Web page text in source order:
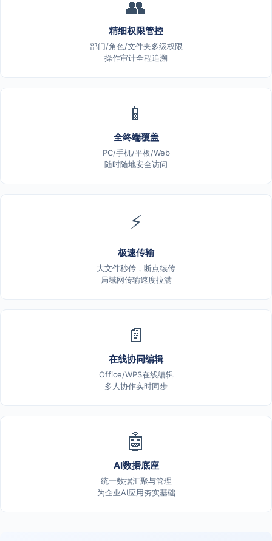
👥
精细权限管控
部门/角色/文件夹多级权限
操作审计全程追溯
📱
全终端覆盖
PC/手机/平板/Web
随时随地安全访问
⚡
极速传输
大文件秒传，断点续传
局域网传输速度拉满
📄
在线协同编辑
Office/WPS在线编辑
多人协作实时同步
🤖
AI数据底座
统一数据汇聚与管理
为企业AI应用夯实基础